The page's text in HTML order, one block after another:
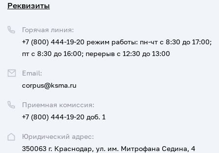
Реквизиты
Юридический адрес:
350063 г. Краснодар, ул. им. Митрофана Седина, 4
Приемная комиссия:
+7 (800) 444-19-20 доб. 1
Горячая линия:
+7 (800) 444-19-20 режим работы: пн-чт с 8:30 до 17:00;
пт с 8:30 до 16:00; перерыв с 12:30 до 13:00
Email:
corpus@ksma.ru